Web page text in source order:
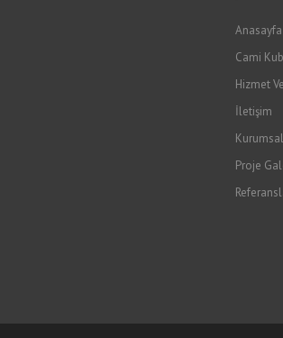
Anasayfa
Cami
Hizmet
İletişim
Kurumsal
Proje